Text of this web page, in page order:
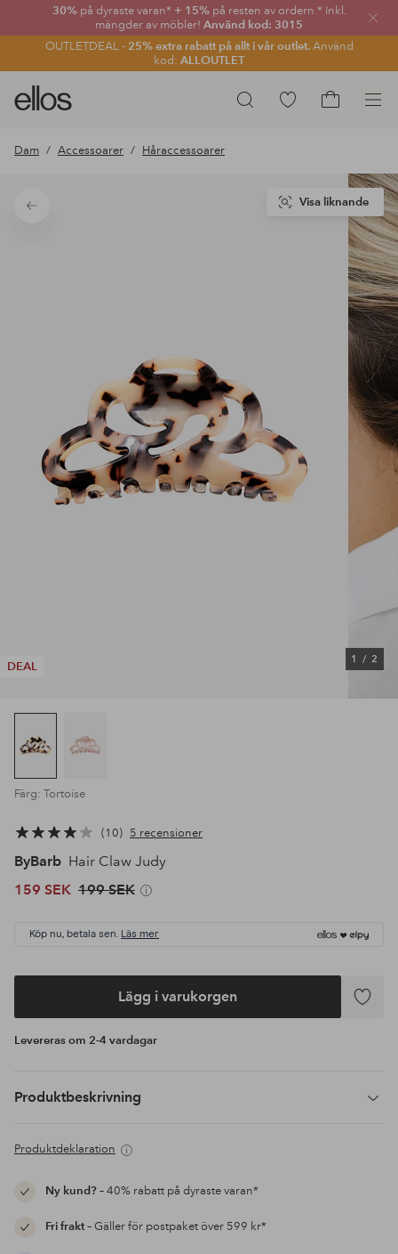
30% på dyraste varan* + 15% på resten av ordern.* Inkl.
mängder av möbler! Använd kod: 3015
OUTLETDEAL - 25% extra rabatt på allt i vår outlet.Använd
kod: ALLOUTLET
Sök
Ellos
logotyp
gå
förstasidan
Gå
Dam Accessoarer Håraccessoarer
Tillbaka
DEAL
1 / 2
Visa liknande
Färg: Tortoise
10 5 recensioner
ByBarb Hair Claw Judy
159 SEK 199 SEK
Köp nu, betala sen. Läs mer
Lägg i varukorgen
Lägg
Levereras om 2-4 vardagar
Produktbeskrivning
Produktdeklaration
Ny kund?– 40% rabatt på dyraste varan*
Fri frakt– Gäller för postpaket över 599 kr*